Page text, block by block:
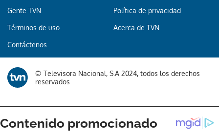
Gente TVN Política de privacidad
Términos de uso Acerca de TVN
Contáctenos
© Televisora Nacional, S.A 2024, todos los derechos
reservados